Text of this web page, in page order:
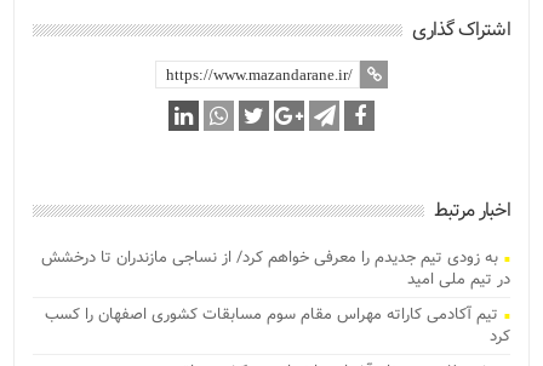
اشتراک گذاری
اخبار مرتبط
به زودی تیم جدیدم را معرفی خواهم کرد/ از نساجی مازندران تا درخشش
در تیم ملی امید
تیم آکادمی کاراته مهراس مقام سوم مسابقات کشوری اصفهان را کسب
کرد